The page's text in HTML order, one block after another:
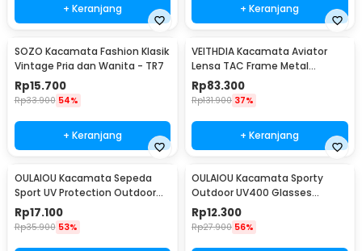
+ Keranjang + Keranjang
SOZO Kacamata Fashion Klasik
Vintage Pria dan Wanita - TR7
Rp15.700
Rp33.900 54%
+ Keranjang
VEITHDIA Kacamata Aviator
Lensa TAC Frame Metal
Polarized Sunglasses - V3088
Rp83.300
Rp131.900 37%
+ Keranjang
OULAIOU Kacamata Sepeda
Sport UV Protection Outdoor
Cycling Sunglasses - AJ1
Rp17.100
Rp35.900 53%
OULAIOU Kacamata Sporty
Outdoor UV400 Glasses
Silicone Frame - 9837
Rp12.300
Rp27.900 56%